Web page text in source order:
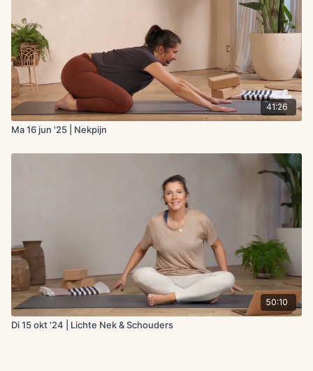
41:26
Ma 16 jun '25 | Nekpijn
50:10
Di 15 okt '24 | Lichte Nek & Schouders